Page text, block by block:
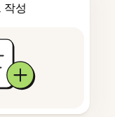
작성